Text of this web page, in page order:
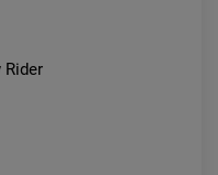
Rider